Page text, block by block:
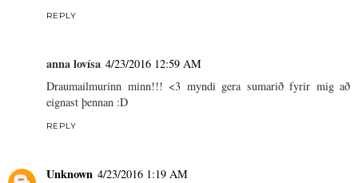
REPLY
anna lovísa 4/23/2016 12:59 AM
Draumailmurinn minn!!! <3 myndi gera sumarið fyrir mig að
eignast þennan :D
REPLY
Unknown 4/23/2016 1:19 AM